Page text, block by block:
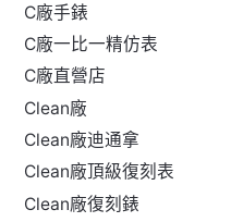
C廠手錶
C廠一比一精仿表
C廠直營店
Clean廠
Clean廠迪通拿
Clean廠頂級復刻表
Clean廠復刻錶